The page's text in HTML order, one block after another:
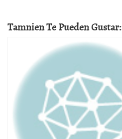
Tamnien Te Pueden Gustar: